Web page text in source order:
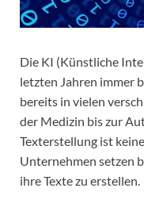
Die KI (Künstliche
letzten Jahren immer
bereits in vielen
der Medizin bis zur
Texterstellung ist
Unternehmen setzen
ihre Texte zu erstellen.